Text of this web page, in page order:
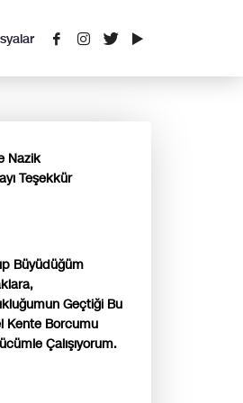
Nazik
Teşekkür
Büyüdüğüm
Geçtiği Bu
Kente Borcumu
Çalışıyorum.